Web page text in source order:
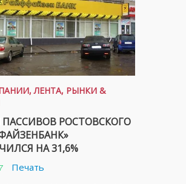
,ЛЕНТА, РЫНКИ &
РОСТОВСКОГО
НА 31,6%
Печать